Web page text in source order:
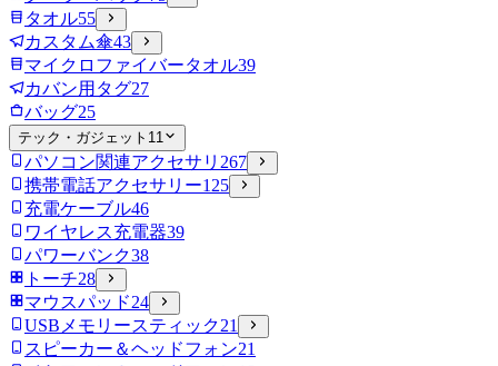
タオル55
カスタム傘43
マイクロファイバータオル39
カバン用タグ27
バッグ25
テック・ガジェット 11
パソコン関連アクセサリ 267
携帯電話アクセサリー125
充電ケーブル46
ワイヤレス充電器39
パワーバンク38
トーチ28
マウスパッド24
USBメモリースティック21
スピーカー＆ヘッドフォン21